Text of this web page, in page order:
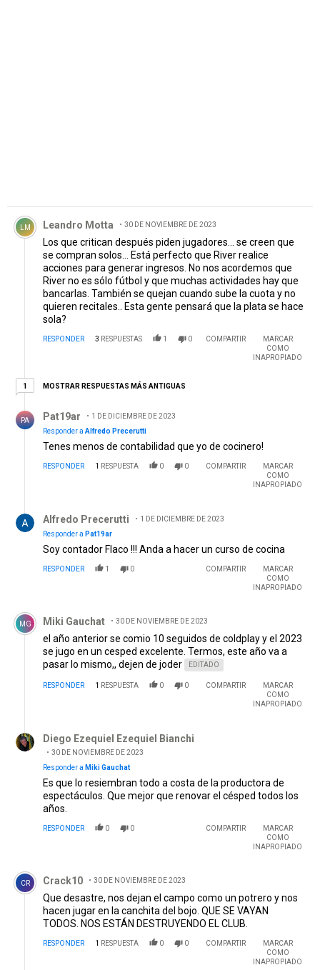
Comentario de Leandro Motta.
LM Leandro Motta 30 DE NOVIEMBRE DE 2023
Los que critican después piden jugadores... se creen que
se compran solos... Está perfecto que River realice
acciones para generar ingresos. No nos acordemos que
River no es sólo fútbol y que muchas actividades hay que
bancarlas. También se quejan cuando sube la cuota y no
quieren recitales.. Esta gente pensará que la plata se hace
sola?
RESPONDER 3 RESPUESTAS 1 0 COMPARTIR
MARCAR
COMO
INAPROPIADO
11 respuesta más antiguas
MOSTRAR RESPUESTAS MÁS ANTIGUAS
PA Pat19ar
1 DE DICIEMBRE DE 2023
Responder a Alfredo Precerutti
Tenes menos de contabilidad que yo de cocinero!
RESPONDER 1 RESPUESTA 0 0 COMPARTIR
MARCAR
COMO
INAPROPIADO
Alfredo Precerutti
1 DE DICIEMBRE DE 2023
Responder a Pat19ar
Soy contador Flaco !!! Anda a hacer un curso de cocina
RESPONDER 1 0 COMPARTIR
MARCAR
COMO
INAPROPIADO
Comentario de Miki Gauchat.
MG Miki Gauchat 30 DE NOVIEMBRE DE 2023
el año anterior se comio 10 seguidos de coldplay y el 2023
se jugo en un cesped excelente. Termos, este año va a
pasar lo mismo,, dejen de joder
EDITADO
RESPONDER 1 RESPUESTA 0 0 COMPARTIR
MARCAR
COMO
INAPROPIADO
Diego Ezequiel Ezequiel Bianchi
30 DE NOVIEMBRE DE 2023
Responder a Miki Gauchat
Es que lo resiembran todo a costa de la productora de
espectáculos. Que mejor que renovar el césped todos los
años.
RESPONDER 0 0 COMPARTIR
MARCAR
COMO
INAPROPIADO
Comentario de Crack10.
CR Crack10 30 DE NOVIEMBRE DE 2023
Que desastre, nos dejan el campo como un potrero y nos
hacen jugar en la canchita del bojo. QUE SE VAYAN
TODOS. NOS ESTÁN DESTRUYENDO EL CLUB.
RESPONDER 1 RESPUESTA 0 0 COMPARTIR
MARCAR
COMO
INAPROPIADO